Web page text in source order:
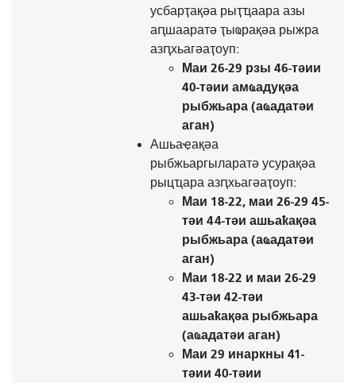
усбарҭақәа рыҭҵаара азы
аԥшааратә ҭыҩрақәа рыжра
азԥхьагәаҭоуп:
Маи 26-29 рзы 46-тәии
40-тәии амҩадуқәа
рыбжьара (аҩадатәи
аган)
Ашьаҿақәа
рыбжьаргыларатә усурақәа
рыцҵара азԥхьагәаҭоуп:
Маи 18-22, маи 26-29 45-
тәи 44-тәи ашьаҟақәа
рыбжьара (аҩадатәи
аган)
Маи 18-22 и маи 26-29
43-тәи 42-тәи
ашьаҟақәа рыбжьара
(аҩадатәи аган)
Маи 29 инаркны 41-
тәии 40-тәии